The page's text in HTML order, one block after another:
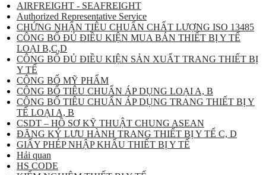
AIRFREIGHT - SEAFREIGHT
Authorized Representative Service
CHỨNG NHẬN TIÊU CHUẨN CHẤT LƯỢNG ISO 13485
CÔNG BỐ ĐỦ ĐIỀU KIỆN MUA BÁN THIẾT BỊ Y TẾ
LOẠI B,C,D
CÔNG BỐ ĐỦ ĐIỀU KIỆN SẢN XUẤT TRANG THIẾT BỊ
Y TẾ
CÔNG BỐ MỸ PHẨM
CÔNG BỐ TIÊU CHUẨN ÁP DỤNG LOẠI A, B
CÔNG BỐ TIÊU CHUẨN ÁP DỤNG TRANG THIẾT BỊ Y
TẾ LOẠI A, B
CSDT – HỒ SƠ KỸ THUẬT CHUNG ASEAN
ĐĂNG KÝ LƯU HÀNH TRANG THIẾT BỊ Y TẾ C, D
GIẤY PHÉP NHẬP KHẨU THIẾT BỊ Y TẾ
Hải quan
HS CODE